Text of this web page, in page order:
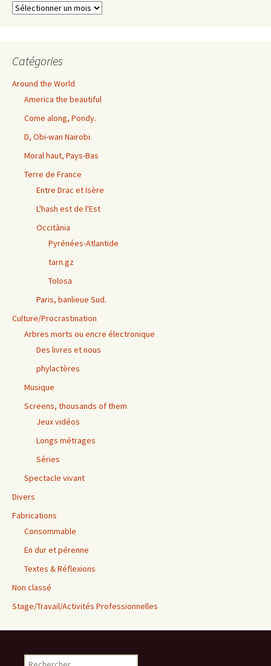
Archives
Catégories
Around the World
America the beautiful
Come along, Pondy.
D, Obi-wan Nairobi.
Moral haut, Pays-Bas
Terre de France
Entre Drac et Isère
L'hash est de l'Est
Occitània
Pyrénées-Atlantide
tarn.gz
Tolosa
Paris, banlieue Sud.
Culture/Procrastination
Arbres morts ou encre électronique
Des livres et nous
phylactères
Musique
Screens, thousands of them
Jeux vidéos
Longs métrages
Séries
Spectacle vivant
Divers
Fabrications
Consommable
En dur et pérenne
Textes & Réflexions
Non classé
Stage/Travail/Activités Professionnelles
Rechercher :